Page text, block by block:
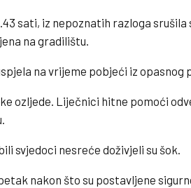
sati, iz nepoznatih razloga srušila
na gradilištu.
na vrijeme pobjeći iz opasnog
ozljede. Liječnici hitne pomoći
svjedoci nesreće doživjeli su šok.
nakon što su postavljene